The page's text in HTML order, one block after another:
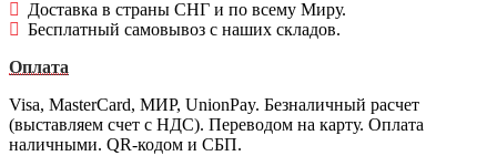
Доставка в страны СНГ и по всему Миру.
Бесплатный самовывоз с наших складов.
Оплата
Visa, MasterCard, МИР, UnionPay. Безналичный расчет
(выставляем счет с НДС). Переводом на карту. Оплата
наличными. QR-кодом и СБП.